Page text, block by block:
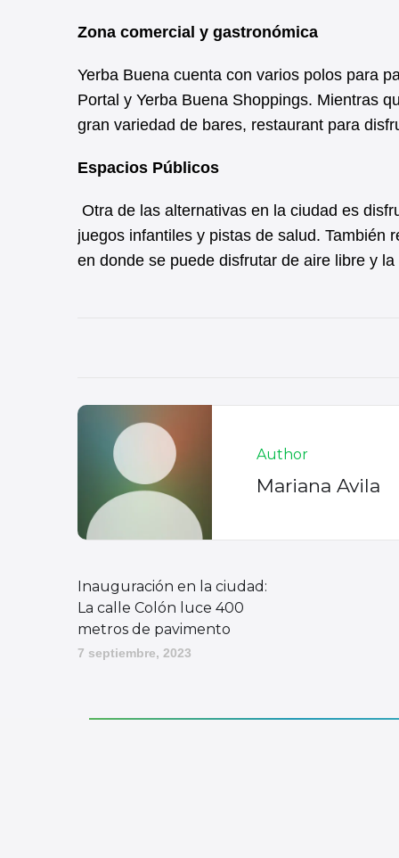
Zona comercial y gastronómica
Yerba Buena cuenta con varios polos para
Portal y Yerba Buena Shoppings. Mientras
gran variedad de bares, restaurant para
Espacios Públicos
Otra de las alternativas en la ciudad es
juegos infantiles y pistas de salud. También
en donde se puede disfrutar de aire libre y
Author
Mariana Avila
Inauguración en la ciudad:
La calle Colón luce 400
metros de pavimento
7 septiembre, 2023